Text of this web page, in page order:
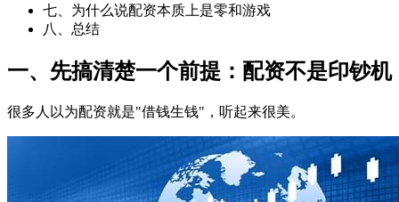
七、为什么说配资本质上是零和游戏
八、总结
一、先搞清楚一个前提：配资不是印钞机
很多人以为配资就是"借钱生钱"，听起来很美。